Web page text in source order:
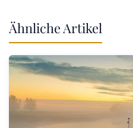
Ähnliche Artikel